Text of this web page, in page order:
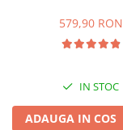
579,90 RON
IN STOC
ADAUGA IN COS